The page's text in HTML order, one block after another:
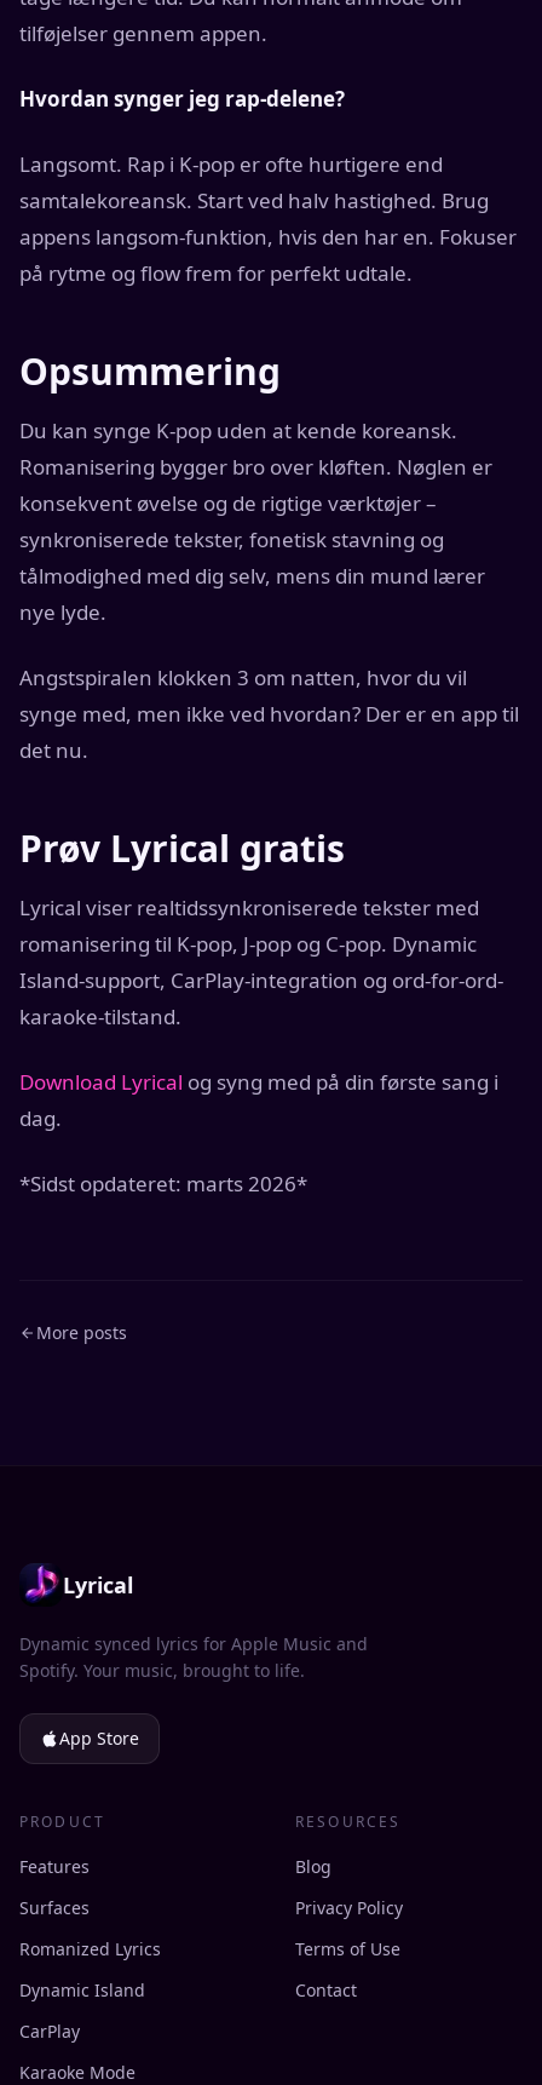
tilføjelser gennem appen.
Hvordan synger jeg rap-delene?
Langsomt. Rap i K-pop er ofte hurtigere end
samtalekoreansk. Start ved halv hastighed. Brug
appens langsom-funktion, hvis den har en. Fokuser
på rytme og flow frem for perfekt udtale.
Opsummering
Du kan synge K-pop uden at kende koreansk.
Romanisering bygger bro over kløften. Nøglen er
konsekvent øvelse og de rigtige værktøjer –
synkroniserede tekster, fonetisk stavning og
tålmodighed med dig selv, mens din mund lærer
nye lyde.
Angstspiralen klokken 3 om natten, hvor du vil
synge med, men ikke ved hvordan? Der er en app til
det nu.
Prøv Lyrical gratis
Lyrical viser realtidssynkroniserede tekster med
romanisering til K-pop, J-pop og C-pop. Dynamic
Island-support, CarPlay-integration og ord-for-ord-
karaoke-tilstand.
Download Lyrical og syng med på din første sang i
dag.
*Sidst opdateret: marts 2026*
More posts
Lyrical
Dynamic synced lyrics for Apple Music and
Spotify. Your music, brought to life.
App Store
PRODUCT
Features
Surfaces
Romanized Lyrics
Dynamic Island
CarPlay
Karaoke Mode
RESOURCES
Blog
Privacy Policy
Terms of Use
Contact